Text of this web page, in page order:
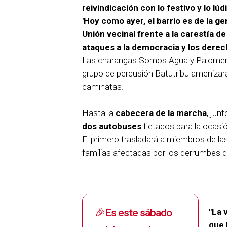
reivindicación con lo festivo y lo
'Hoy como ayer, el barrio es de la
Unión vecinal frente a la carestía de
ataques a la democracia y los
Las charangas Somos Agua y
grupo de percusión Batutribu
caminatas.
Hasta la cabecera de la marcha,
dos autobuses fletados para la
El primero trasladará a miembros de
familias afectadas por los derrumbes
🎉Es este sábado
"La